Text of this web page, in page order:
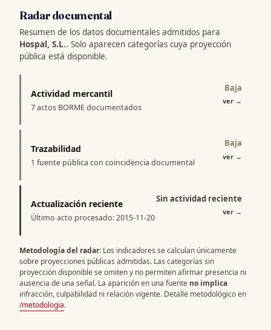
Radar documental
Resumen de los datos documentales admitidos para
Hospal, S.L.. Solo aparecen categorías cuya proyección
pública está disponible.
Actividad mercantil
7 actos BORME documentados
Baja
ver →
Trazabilidad
1 fuente pública con coincidencia documental
Baja
ver →
Actualización reciente
Último acto procesado: 2015-11-20
Sin actividad reciente
ver →
Metodología del radar: Los indicadores se calculan únicamente
sobre proyecciones públicas admitidas. Las categorías sin
proyección disponible se omiten y no permiten afirmar presencia ni
ausencia de una señal. La aparición en una fuente no implica
infracción, culpabilidad ni relación vigente. Detalle metodológico en
/metodologia.